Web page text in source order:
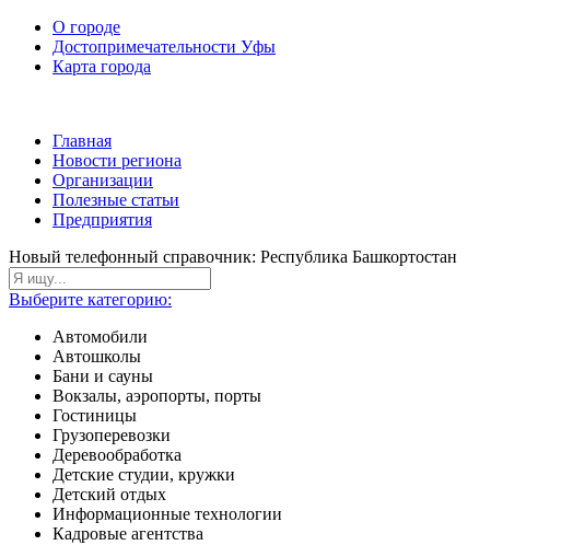
О городе
Достопримечательности Уфы
Карта города
Главная
Новости региона
Организации
Полезные статьи
Предприятия
Новый телефонный справочник: Республика Башкортостан
Выберите категорию:
Автомобили
Автошколы
Бани и сауны
Вокзалы, аэропорты, порты
Гостиницы
Грузоперевозки
Деревообработка
Детские студии, кружки
Детский отдых
Информационные технологии
Кадровые агентства